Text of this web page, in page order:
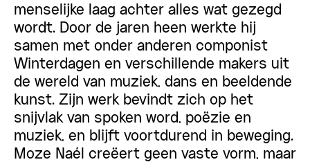
menselijke laag achter alles wat gezegd
wordt. Door de jaren heen werkte hij
samen met onder anderen componist
Winterdagen en verschillende makers uit
de wereld van muziek, dans en beeldende
kunst. Zijn werk bevindt zich op het
snijvlak van spoken word, poëzie en
muziek, en blijft voortdurend in beweging.
Moze Naél creëert geen vaste vorm, maar